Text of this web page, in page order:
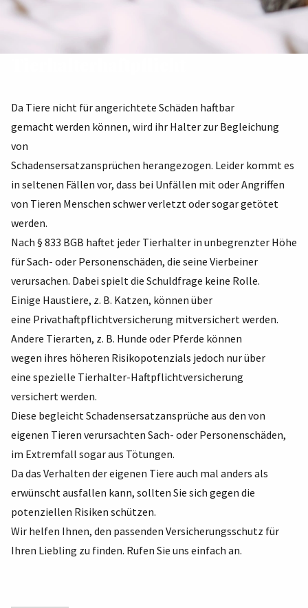
Da Tiere nicht für angerichtete Schäden haftbar
gemacht werden können, wird ihr Halter zur Begleichung
von
Schadensersatzansprüchen herangezogen. Leider kommt es
in seltenen Fällen vor, dass bei Unfällen mit oder Angriffen
von Tieren Menschen schwer verletzt oder sogar getötet
werden.
Nach § 833 BGB haftet jeder Tierhalter in unbegrenzter Höhe
für Sach- oder Personenschäden, die seine Vierbeiner
verursachen. Dabei spielt die Schuldfrage keine Rolle.
Einige Haustiere, z. B. Katzen, können über
eine Privathaftpflichtversicherung mitversichert werden.
Andere Tierarten, z. B. Hunde oder Pferde können
wegen ihres höheren Risikopotenzials jedoch nur über
eine spezielle Tierhalter-Haftpflichtversicherung
versichert werden.
Diese begleicht Schadensersatzansprüche aus den von
eigenen Tieren verursachten Sach- oder Personenschäden,
im Extremfall sogar aus Tötungen.
Da das Verhalten der eigenen Tiere auch mal anders als
erwünscht ausfallen kann, sollten Sie sich gegen die
potenziellen Risiken schützen.
Wir helfen Ihnen, den passenden Versicherungsschutz für
Ihren Liebling zu finden. Rufen Sie uns einfach an.